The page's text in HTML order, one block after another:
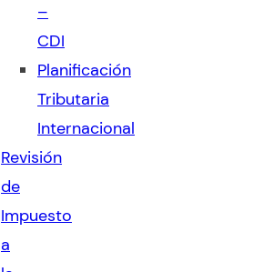
–
CDI
Planificación
Tributaria
Internacional
Revisión
de
Impuesto
a